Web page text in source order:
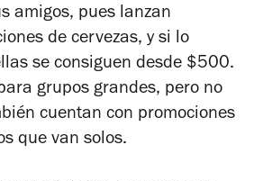
amigos, pues lanzan
de cervezas, y si lo
se consiguen desde $500.
grupos grandes, pero no
cuentan con promociones
que van solos.